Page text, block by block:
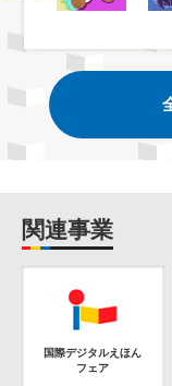
関連事業
国際デジタルえほん
フェア